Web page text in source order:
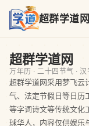
超群学道网
超群学道网
万年历 · 二十四节气 ·
超群学道网采用梦飞云
气、法定节假日等日历
等字词诗文等传统文化
球华人，内容仅供娱乐